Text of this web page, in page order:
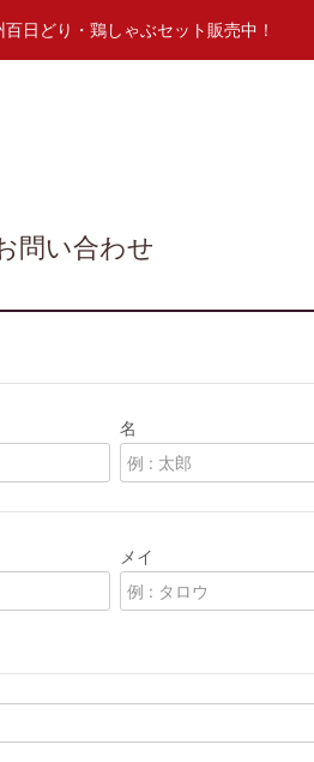
百日どり・鶏しゃぶセット販売中！
問い合わせ
名
メイ